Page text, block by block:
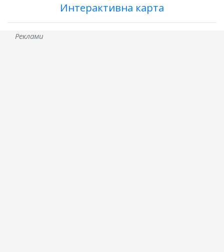
Интерактивна карта
Реклами